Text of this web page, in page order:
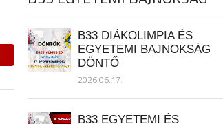
B33 DIÁKOLIMPIA ÉS
EGYETEMI BAJNOKSÁG
DÖNTŐ
2026.06.17.
B33 EGYETEMI ÉS